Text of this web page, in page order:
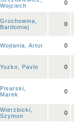
Wojciech
0
Grochowina,
Bartłomiej
0
Wojtania, Artur 0
Yuzko, Pavlo 0
Pisarski,
Marek
0
Wierzbicki,
Szymon
0